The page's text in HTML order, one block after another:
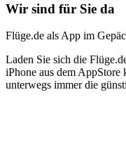
Wir sind für Sie da
Flüge.de als App im
Laden Sie sich die
iPhone aus dem AppStore
unterwegs immer die